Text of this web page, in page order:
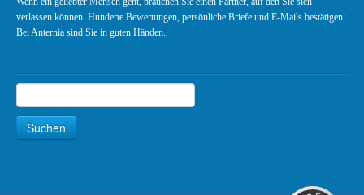
verlassen können. Hunderte Bewertungen, persönliche Briefe und E-Mails bestätigen:
Bei Anternia sind Sie in guten Händen.
Suchen